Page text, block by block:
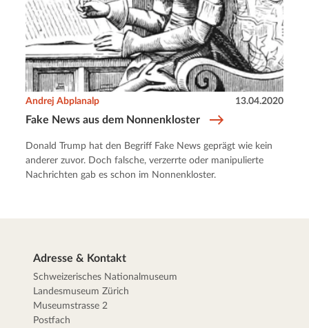
Fake News aus dem Nonnenkloster
Andrej Abplanalp 13.04.2020
Donald Trump hat den Begriff Fake News geprägt wie kein
anderer zuvor. Doch falsche, verzerrte oder manipulierte
Nachrichten gab es schon im Nonnenkloster.
Adresse & Kontakt
Schweizerisches Nationalmuseum
Landesmuseum Zürich
Museumstrasse 2
Postfach